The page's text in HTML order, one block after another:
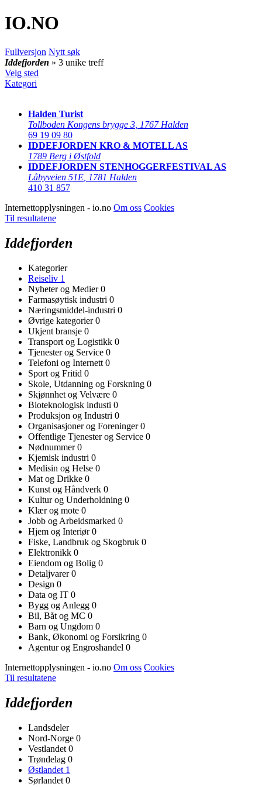
IO.NO
Fullversjon Nytt søk
Iddefjorden » 3 unike treff
Velg sted
Kategori
Halden Turist
Tollboden Kongens brygge 3 1767 Halden
69 19 09 80
IDDEFJORDEN KRO & MOTELL AS
1789 Berg i Østfold
IDDEFJORDEN STENHOGGERFESTIVAL AS
Låbyveien 51E 1781 Halden
410 31 857
Internettopplysningen - io.no Om oss Cookies
Til resultatene
Iddefjorden
Kategorier
Reiseliv 1
Nyheter og Medier0
Farmasøytisk industri 0
Næringsmiddel-industri 0
Øvrige kategorier0
Ukjent bransje 0
Transport og Logistikk 0
Tjenester og Service 0
Telefoni og Internett 0
Sport og Fritid 0
Skole, Utdanning og Forskning 0
Skjønnhet og Velvære 0
Bioteknologisk industi 0
Produksjon og Industri 0
Organisasjoner og Foreninger0
Offentlige Tjenester og Service 0
Nødnummer0
Kjemisk industri 0
Medisin og Helse 0
Mat og Drikke 0
Kunst og Håndverk 0
Kultur og Underholdning 0
Klær og mote 0
Jobb og Arbeidsmarked 0
Hjem og Interiør0
Fiske, Landbruk og Skogbruk 0
Elektronikk 0
Eiendom og Bolig 0
Detaljvarer0
Design 0
Data og IT 0
Bygg og Anlegg 0
Bil, Båt og MC 0
Barn og Ungdom 0
Bank, Økonomi og Forsikring 0
Agentur og Engroshandel 0
Internettopplysningen - io.no Om oss Cookies
Til resultatene
Iddefjorden
Landsdeler
Nord-Norge 0
Vestlandet 0
Trøndelag 0
Østlandet 1
Sørlandet 0